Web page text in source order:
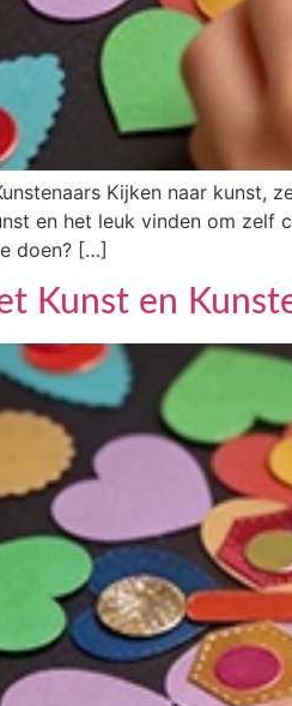
Kijken naar
en het leuk vinden om
doen? […]
Kunst en